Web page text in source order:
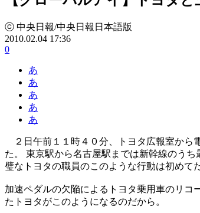
ⓒ 中央日報/中央日報日本語版
2010.02.04 17:36
0
あ
あ
あ
あ
あ
２日午前１１時４０分、トヨタ広報室から
た。 東京駅から名古屋駅までは新幹線のう
璧なトヨタの職員のこのような行動は初めて
加速ペダルの欠陥によるトヨタ乗用車のリコ
たトヨタがこのようになるのだから。